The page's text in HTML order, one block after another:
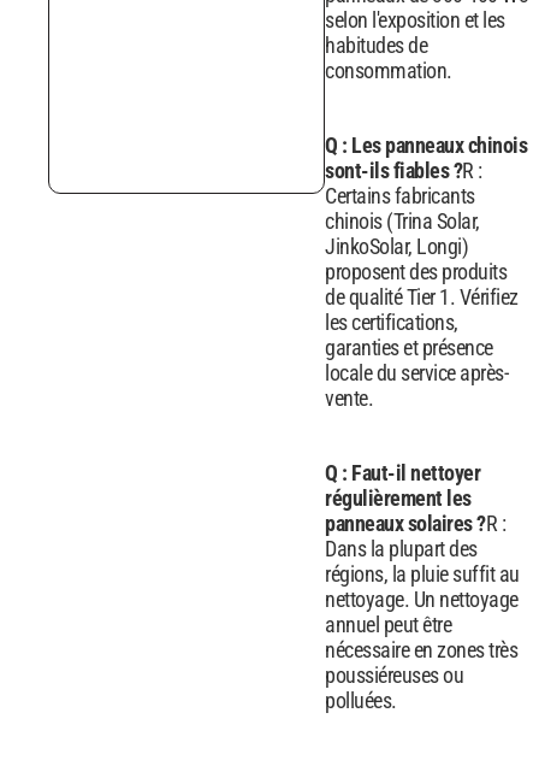
selon l'exposition et les
habitudes de
consommation.
Q : Les panneaux chinois
sont-ils fiables ?R :
Certains fabricants
chinois (Trina Solar,
JinkoSolar, Longi)
proposent des produits
de qualité Tier 1. Vérifiez
les certifications,
garanties et présence
locale du service après-
vente.
Q : Faut-il nettoyer
régulièrement les
panneaux solaires ?R :
Dans la plupart des
régions, la pluie suffit au
nettoyage. Un nettoyage
annuel peut être
nécessaire en zones très
poussiéreuses ou
polluées.